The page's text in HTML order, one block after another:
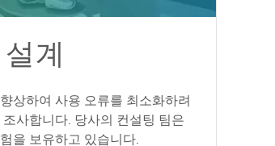
계
상하여 사용 오류를 최소화하려
사합니다. 당사의 컨설팅 팀은
을 보유하고 있습니다.